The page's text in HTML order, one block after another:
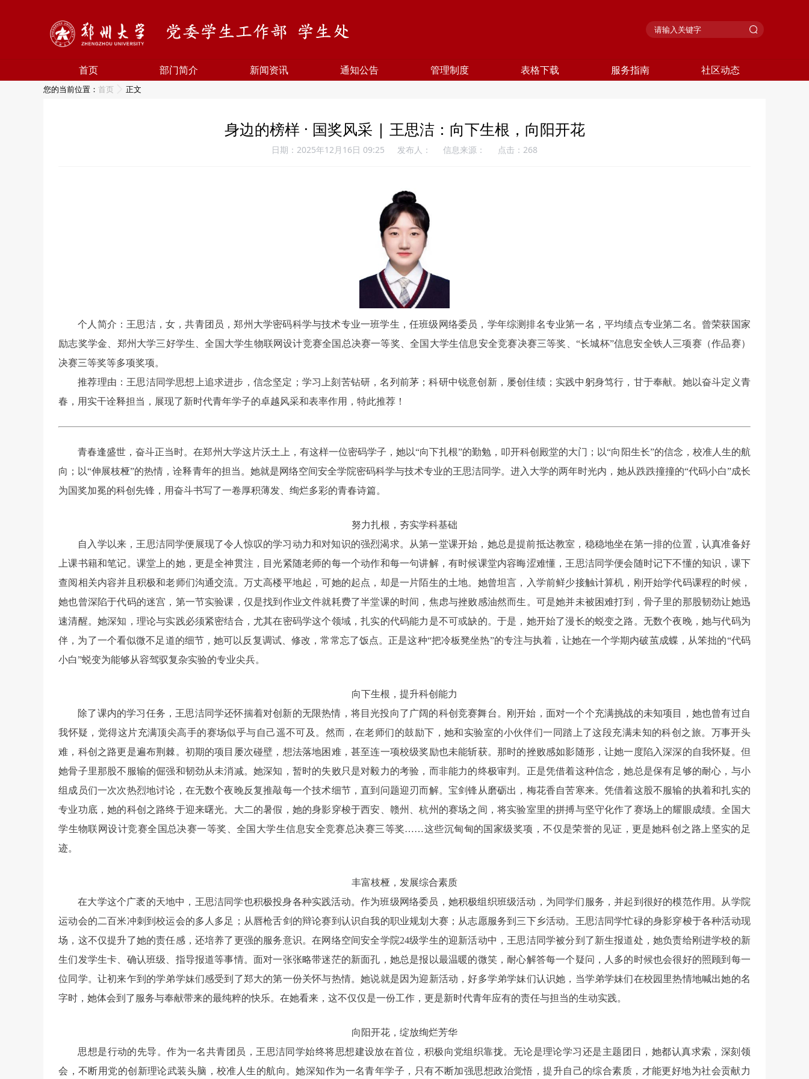
首页 部门简介 新闻资讯 通知公告 管理制度 表格下载 服务指南 社区动态
您的当前位置： 首页 正文
身边的榜样 · 国奖风采 | 王思洁：向下生根，向阳开花
日期：2025年12月16日 09:25 发布人： 信息来源： 点击：268
个人简介：王思洁，女，共青团员，郑州大学密码科学与技术专业一班学生，任班级网络委员，学年综测排名专业第一名，平均绩点专业第二名。曾荣获国家
励志奖学金、郑州大学三好学生、全国大学生物联网设计竞赛全国总决赛一等奖、全国大学生信息安全竞赛决赛三等奖、“长城杯”信息安全铁人三项赛（作品赛）
决赛三等奖等多项奖项。
推荐理由：王思洁同学思想上追求进步，信念坚定；学习上刻苦钻研，名列前茅；科研中锐意创新，屡创佳绩；实践中躬身笃行，甘于奉献。她以奋斗定义青
春，用实干诠释担当，展现了新时代青年学子的卓越风采和表率作用，特此推荐！
青春逢盛世，奋斗正当时。在郑州大学这片沃土上，有这样一位密码学子，她以“向下扎根”的勤勉，叩开科创殿堂的大门；以“向阳生长”的信念，校准人生的航
向；以“伸展枝桠”的热情，诠释青年的担当。她就是网络空间安全学院密码科学与技术专业的王思洁同学。进入大学的两年时光内，她从跌跌撞撞的“代码小白”成长
为国奖加冕的科创先锋，用奋斗书写了一卷厚积薄发、绚烂多彩的青春诗篇。
努力扎根，夯实学科基础
自入学以来，王思洁同学便展现了令人惊叹的学习动力和对知识的强烈渴求。从第一堂课开始，她总是提前抵达教室，稳稳地坐在第一排的位置，认真准备好
上课书籍和笔记。课堂上的她，更是全神贯注，目光紧随老师的每一个动作和每一句讲解，有时候课堂内容晦涩难懂，王思洁同学便会随时记下不懂的知识，课下
查阅相关内容并且积极和老师们沟通交流。万丈高楼平地起，可她的起点，却是一片陌生的土地。她曾坦言，入学前鲜少接触计算机，刚开始学代码课程的时候，
她也曾深陷于代码的迷宫，第一节实验课，仅是找到作业文件就耗费了半堂课的时间，焦虑与挫败感油然而生。可是她并未被困难打到，骨子里的那股韧劲让她迅
速清醒。她深知，理论与实践必须紧密结合，尤其在密码学这个领域，扎实的代码能力是不可或缺的。于是，她开始了漫长的蜕变之路。无数个夜晚，她与代码为
伴，为了一个看似微不足道的细节，她可以反复调试、修改，常常忘了饭点。正是这种“把冷板凳坐热”的专注与执着，让她在一个学期内破茧成蝶，从笨拙的“代码
小白”蜕变为能够从容驾驭复杂实验的专业尖兵。
向下生根，提升科创能力
除了课内的学习任务，王思洁同学还怀揣着对创新的无限热情，将目光投向了广阔的科创竞赛舞台。刚开始，面对一个个充满挑战的未知项目，她也曾有过自
我怀疑，觉得这片充满顶尖高手的赛场似乎与自己遥不可及。然而，在老师们的鼓励下，她和实验室的小伙伴们一同踏上了这段充满未知的科创之旅。万事开头
难，科创之路更是遍布荆棘。初期的项目屡次碰壁，想法落地困难，甚至连一项校级奖励也未能斩获。那时的挫败感如影随形，让她一度陷入深深的自我怀疑。但
她骨子里那股不服输的倔强和韧劲从未消减。她深知，暂时的失败只是对毅力的考验，而非能力的终极审判。正是凭借着这种信念，她总是保有足够的耐心，与小
组成员们一次次热烈地讨论，在无数个夜晚反复推敲每一个技术细节，直到问题迎刃而解。宝剑锋从磨砺出，梅花香自苦寒来。凭借着这股不服输的执着和扎实的
专业功底，她的科创之路终于迎来曙光。大二的暑假，她的身影穿梭于西安、赣州、杭州的赛场之间，将实验室里的拼搏与坚守化作了赛场上的耀眼成绩。全国大
学生物联网设计竞赛全国总决赛一等奖、全国大学生信息安全竞赛总决赛三等奖……这些沉甸甸的国家级奖项，不仅是荣誉的见证，更是她科创之路上坚实的足
迹。
丰富枝桠，发展综合素质
在大学这个广袤的天地中，王思洁同学也积极投身各种实践活动。作为班级网络委员，她积极组织班级活动，为同学们服务，并起到很好的模范作用。从学院
运动会的二百米冲刺到校运会的多人多足；从唇枪舌剑的辩论赛到认识自我的职业规划大赛；从志愿服务到三下乡活动。王思洁同学忙碌的身影穿梭于各种活动现
场，这不仅提升了她的责任感，还培养了更强的服务意识。在网络空间安全学院24级学生的迎新活动中，王思洁同学被分到了新生报道处，她负责给刚进学校的新
生们发学生卡、确认班级、指导报道等事情。面对一张张略带迷茫的新面孔，她总是报以最温暖的微笑，耐心解答每一个疑问，人多的时候也会很好的照顾到每一
位同学。让初来乍到的学弟学妹们感受到了郑大的第一份关怀与热情。她说就是因为迎新活动，好多学弟学妹们认识她，当学弟学妹们在校园里热情地喊出她的名
字时，她体会到了服务与奉献带来的最纯粹的快乐。在她看来，这不仅仅是一份工作，更是新时代青年应有的责任与担当的生动实践。
向阳开花，绽放绚烂芳华
思想是行动的先导。作为一名共青团员，王思洁同学始终将思想建设放在首位，积极向党组织靠拢。无论是理论学习还是主题团日，她都认真求索，深刻领
会，不断用党的创新理论武装头脑，校准人生的航向。她深知作为一名青年学子，只有不断加强思想政治觉悟，提升自己的综合素质，才能更好地为社会贡献力